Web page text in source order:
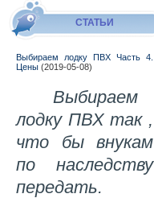
СТАТЬИ
Выбираем лодку ПВХ Часть 4.
Цены (2019-05-08)
Выбираем
лодку ПВХ так ,
что бы внукам
по наследству
передать.